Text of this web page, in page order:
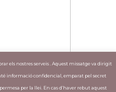
els nostres serveis . Aquest missatge va dirigit
informació confidencial, emparat pel secret
per la llei. En cas d’haver rebut aquest